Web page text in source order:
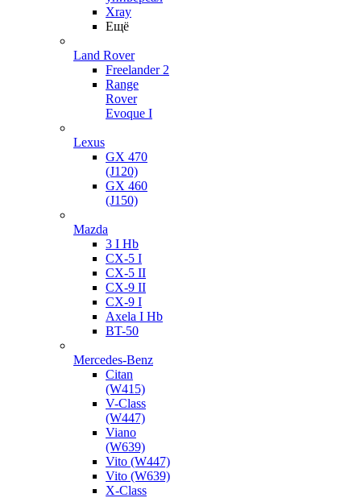
Xray
Ещё
Land Rover
Freelander 2
Range
Rover
Evoque I
Lexus
GX 470
(J120)
GX 460
(J150)
Mazda
3 I Hb
CX-5 I
CX-5 II
CX-9 II
CX-9 I
Axela I Hb
BT-50
Mercedes-Benz
Citan
(W415)
V-Class
(W447)
Viano
(W639)
Vito (W447)
Vito (W639)
X-Class